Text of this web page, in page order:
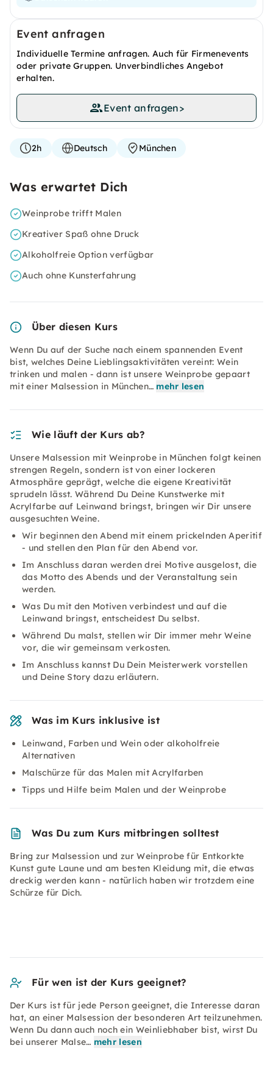
Event anfragen
Individuelle Termine anfragen. Auch für Firmenevents
oder private Gruppen. Unverbindliches Angebot
erhalten.
Event anfragen>
2h Deutsch München
Was erwartet Dich
Weinprobe trifft Malen
Kreativer Spaß ohne Druck
Alkoholfreie Option verfügbar
Auch ohne Kunsterfahrung
Über diesen Kurs
Wenn Du auf der Suche nach einem spannenden Event
bist, welches Deine Lieblingsaktivitäten vereint: Wein
trinken und malen - dann ist unsere Weinprobe gepaart
mit einer Malsession in München… mehr lesen
Wie läuft der Kurs ab?
Unsere Malsession mit Weinprobe in München folgt keinen
strengen Regeln, sondern ist von einer lockeren
Atmosphäre geprägt, welche die eigene Kreativität
sprudeln lässt. Während Du Deine Kunstwerke mit
Acrylfarbe auf Leinwand bringst, bringen wir Dir unsere
ausgesuchten Weine.
Wir beginnen den Abend mit einem prickelnden Aperitif
- und stellen den Plan für den Abend vor.
Im Anschluss daran werden drei Motive ausgelost, die
das Motto des Abends und der Veranstaltung sein
werden.
Was Du mit den Motiven verbindest und auf die
Leinwand bringst, entscheidest Du selbst.
Während Du malst, stellen wir Dir immer mehr Weine
vor, die wir gemeinsam verkosten.
Im Anschluss kannst Du Dein Meisterwerk vorstellen
und Deine Story dazu erläutern.
Was im Kurs inklusive ist
Leinwand, Farben und Wein oder alkoholfreie
Alternativen
Malschürze für das Malen mit Acrylfarben
Tipps und Hilfe beim Malen und der Weinprobe
Was Du zum Kurs mitbringen solltest
Bring zur Malsession und zur Weinprobe für Entkorkte
Kunst gute Laune und am besten Kleidung mit, die etwas
dreckig werden kann - natürlich haben wir trotzdem eine
Schürze für Dich.
Für wen ist der Kurs geeignet?
Der Kurs ist für jede Person geeignet, die Interesse daran
hat, an einer Malsession der besonderen Art teilzunehmen.
Wenn Du dann auch noch ein Weinliebhaber bist, wirst Du
bei unserer Malse… mehr lesen